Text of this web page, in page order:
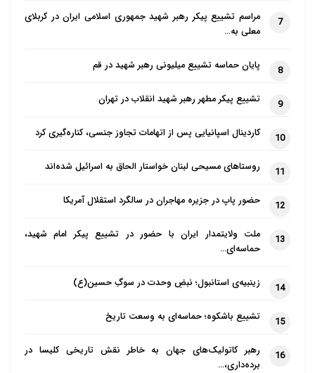
7
مراسم تشییع پیکر رهبر شهید جمهوری اسلامی ایران در کربلای
معلی به…
8 پایان حماسه تشییع میلیونی رهبر شهید در قم
9 تشییع پیکر مطهر رهبر شهید انقلاب در تهران
10 کاردینال اسپانیایی پس از اتهامات تجاوز جنسی، کناره‌گیری کرد
11 روستاهای مسیحی لبنان خواستار الحاق به اسرائیل شده‌اند
12 حضور پاپ در جزیره مهاجران در سالگرد استقلال آمریکا
13
ملت ولایتمدار ایران با حضور در تشییع پیکر امام شهید،
حماسه‌ای…
14 زینبیه‌ی استانبول؛ نبضِ وحدت در سوگِ حسین(ع)
15 تشییع باشکوه؛ حماسه‌ای به وسعت تاریخ
16
رهبر کاتولیک‌های جهان به خاطر نقش تاریخی کلیسا در
برده‌داری،…